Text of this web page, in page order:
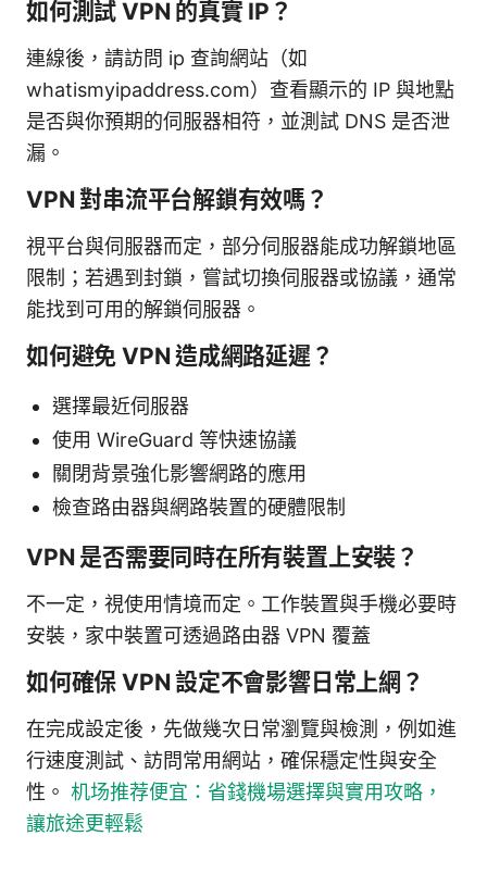
如何測試 VPN 的真實 IP？
連線後，請訪問 ip 查詢網站（如
whatismyipaddress.com）查看顯示的 IP 與地點
是否與你預期的伺服器相符，並測試 DNS 是否泄
漏。
VPN 對串流平台解鎖有效嗎？
視平台與伺服器而定，部分伺服器能成功解鎖地區
限制；若遇到封鎖，嘗試切換伺服器或協議，通常
能找到可用的解鎖伺服器。
如何避免 VPN 造成網路延遲？
選擇最近伺服器
使用 WireGuard 等快速協議
關閉背景強化影響網路的應用
檢查路由器與網路裝置的硬體限制
VPN 是否需要同時在所有裝置上安裝？
不一定，視使用情境而定。工作裝置與手機必要時
安裝，家中裝置可透過路由器 VPN 覆蓋
如何確保 VPN 設定不會影響日常上網？
在完成設定後，先做幾次日常瀏覽與檢測，例如進
行速度測試、訪問常用網站，確保穩定性與安全
性。 机场推荐便宜：省錢機場選擇與實用攻略，
讓旅途更輕鬆